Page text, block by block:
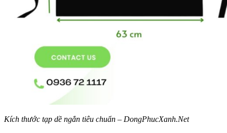
Kích thước tạp dề ngắn tiêu chuẩn – DongPhucXanh.Net